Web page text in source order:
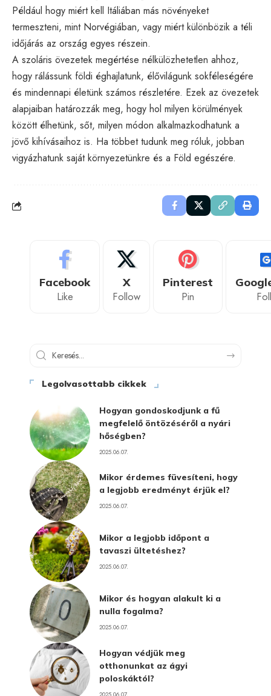
Például hogy miért kell Itáliában más növényeket
termeszteni, mint Norvégiában, vagy miért különbözik a téli
időjárás az ország egyes részein.
A szoláris övezetek megértése nélkülözhetetlen ahhoz,
hogy rálássunk földi éghajlatunk, élővilágunk sokféleségére
és mindennapi életünk számos részletére. Ezek az övezetek
alapjaiban határozzák meg, hogy hol milyen körülmények
között élhetünk, sőt, milyen módon alkalmazkodhatunk a
jövő kihívásaihoz is. Ha többet tudunk meg róluk, jobban
vigyázhatunk saját környezetünkre és a Föld egészére.
Facebook
Like
X
Follow
Pinterest
Pin
Legolvasottabb cikkek
Hogyan gondoskodjunk a fű
megfelelő öntözéséről a nyári
hőségben?
2025.06.07.
Mikor érdemes füvesíteni, hogy
a legjobb eredményt érjük el?
2025.06.07.
Mikor a legjobb időpont a
tavaszi ültetéshez?
2025.06.07.
Mikor és hogyan alakult ki a
nulla fogalma?
2025.06.07.
Hogyan védjük meg
otthonunkat az ágyi
poloskáktól?